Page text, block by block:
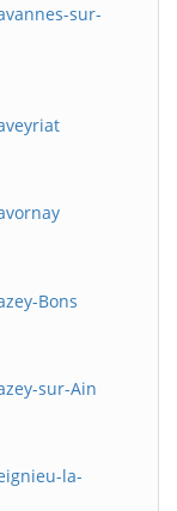
sur-
Bons
sur-Ain
la-